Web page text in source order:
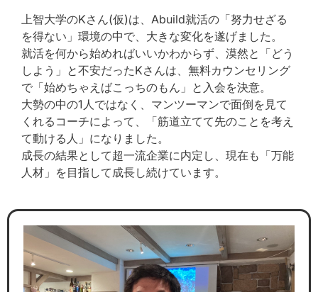
上智大学のKさん(仮)は、Abuild就活の「努力せざる
を得ない」環境の中で、大きな変化を遂げました。
就活を何から始めればいいかわからず、漠然と「どう
しよう」と不安だったKさんは、無料カウンセリング
で「始めちゃえばこっちのもん」と入会を決意。
大勢の中の1人ではなく、マンツーマンで面倒を見て
くれるコーチによって、「筋道立てて先のことを考え
て動ける人」になりました。
成長の結果として超一流企業に内定し、現在も「万能
人材」を目指して成長し続けています。